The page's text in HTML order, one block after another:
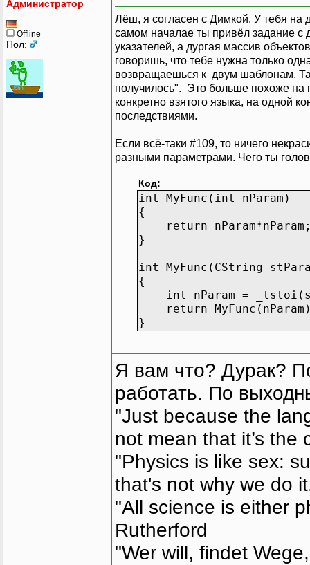
Администратор
Offline
Пол:
Лёш, я согласен с Димкой. У тебя на
самом началае ты привёл задание с
указателей, а дургая массив
говоришь, что тебе нужна только
возвращаешься к двум шаблонам.
получилось". Это больше похоже на
конкретно взятого языка, на одной
последствиями.
Если всё-таки #109, то ничего
разными параметрами. Чего ты
Код:
int MyFunc(int nParam)
{
return
}
int MyFunc(CString
{
int nParam =
return
}
Я вам что? Дурак?
работать. По
"Just because the
not mean that it’s the
"Physics is like sex:
that's not why we do
"All science is either
Rutherford
"Wer will, findet